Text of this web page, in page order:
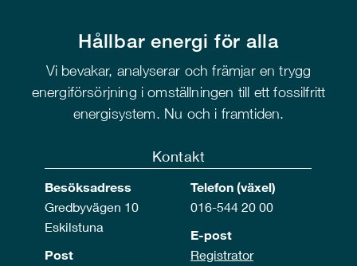
Hållbar energi för alla
Vi bevakar, analyserar och främjar en trygg
energiförsörjning i omställningen till ett fossilfritt
energisystem. Nu och i framtiden.
Kontakt
Besöksadress
Gredbyvägen 10
Eskilstuna
Post
Telefon (växel)
016-544 20 00
E-post
Registrator